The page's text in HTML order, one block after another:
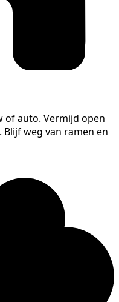
of auto. Vermijd open
weg van ramen en